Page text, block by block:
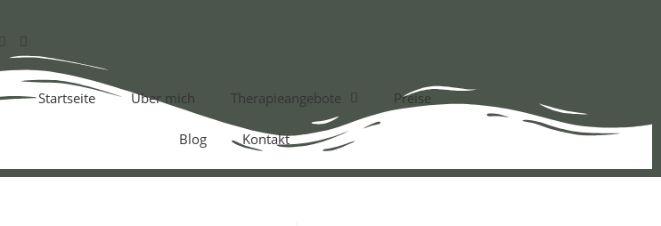
Startseite Über mich Therapieangebote Preise
Blog Kontakt